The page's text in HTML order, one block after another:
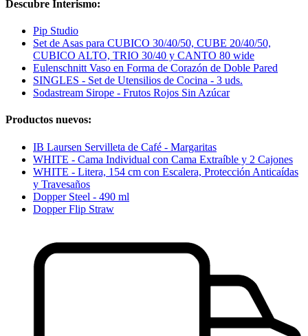
Descubre Interismo:
Pip Studio
Set de Asas para CUBICO 30/40/50, CUBE 20/40/50,
CUBICO ALTO, TRIO 30/40 y CANTO 80 wide
Eulenschnitt Vaso en Forma de Corazón de Doble Pared
SINGLES - Set de Utensilios de Cocina - 3 uds.
Sodastream Sirope - Frutos Rojos Sin Azúcar
Productos nuevos:
IB Laursen Servilleta de Café - Margaritas
WHITE - Cama Individual con Cama Extraíble y 2 Cajones
WHITE - Litera, 154 cm con Escalera, Protección Anticaídas
y Travesaños
Dopper Steel - 490 ml
Dopper Flip Straw